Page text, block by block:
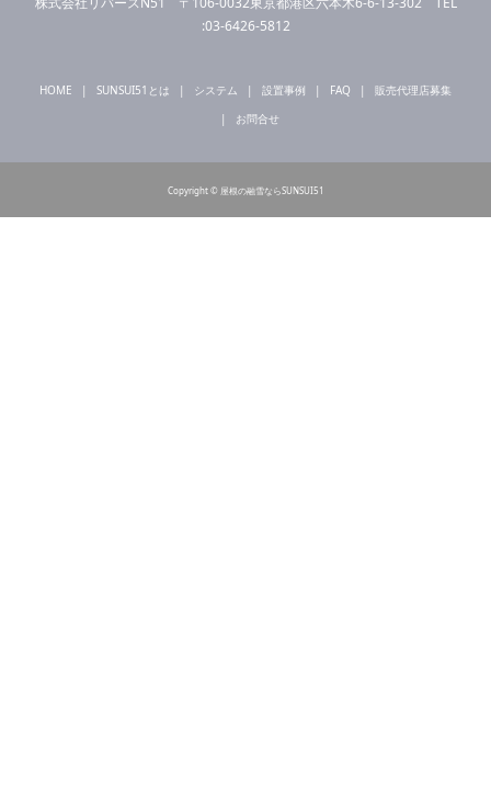
:03-6426-5812
HOME SUNSUI51とは システム 設置事例 FAQ
販売代理店募集
お問合せ
Copyright © 屋根の融雪ならSUNSUI51